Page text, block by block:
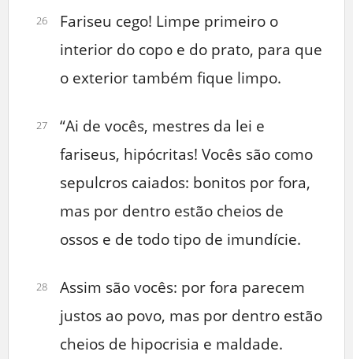
26
Fariseu cego! Limpe primeiro o
interior do copo e do prato, para que
o exterior também fique limpo.
27
“Ai de vocês, mestres da lei e
fariseus, hipócritas! Vocês são como
sepulcros caiados: bonitos por fora,
mas por dentro estão cheios de
ossos e de todo tipo de imundície.
28
Assim são vocês: por fora parecem
justos ao povo, mas por dentro estão
cheios de hipocrisia e maldade.